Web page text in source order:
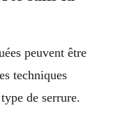
peuvent être
techniques
de serrure.